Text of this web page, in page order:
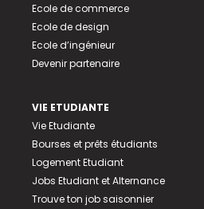
Ecole de commerce
Ecole de design
Ecole d’ingénieur
Devenir partenaire
VIE ETUDIANTE
Vie Etudiante
Bourses et prêts étudiants
Logement Etudiant
Jobs Etudiant et Alternance
Trouve ton job saisonnier